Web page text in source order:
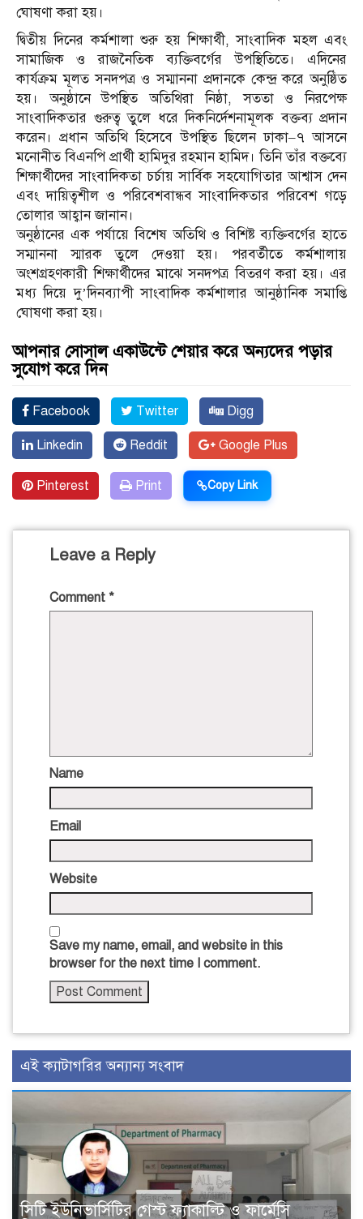
ঘোষণা করা হয়।
দ্বিতীয় দিনের কর্মশালা শুরু হয় শিক্ষার্থী, সাংবাদিক মহল এবং
সামাজিক ও রাজনৈতিক ব্যক্তিবর্গের উপস্থিতিতে। এদিনের
কার্যক্রম মূলত সনদপত্র ও সম্মাননা প্রদানকে কেন্দ্র করে অনুষ্ঠিত
হয়। অনুষ্ঠানে উপস্থিত অতিথিরা নিষ্ঠা, সততা ও নিরপেক্ষ
সাংবাদিকতার গুরুত্ব তুলে ধরে দিকনির্দেশনামূলক বক্তব্য প্রদান
করেন। প্রধান অতিথি হিসেবে উপস্থিত ছিলেন ঢাকা–৭ আসনে
মনোনীত বিএনপি প্রার্থী হামিদুর রহমান হামিদ। তিনি তাঁর বক্তব্যে
শিক্ষার্থীদের সাংবাদিকতা চর্চায় সার্বিক সহযোগিতার আশ্বাস দেন
এবং দায়িত্বশীল ও পরিবেশবান্ধব সাংবাদিকতার পরিবেশ গড়ে
তোলার আহ্বান জানান।
অনুষ্ঠানের এক পর্যায়ে বিশেষ অতিথি ও বিশিষ্ট ব্যক্তিবর্গের হাতে
সম্মাননা স্মারক তুলে দেওয়া হয়। পরবর্তীতে কর্মশালায়
অংশগ্রহণকারী শিক্ষার্থীদের মাঝে সনদপত্র বিতরণ করা হয়। এর
মধ্য দিয়ে দু’দিনব্যাপী সাংবাদিক কর্মশালার আনুষ্ঠানিক সমাপ্তি
ঘোষণা করা হয়।
আপনার সোসাল একাউন্টে শেয়ার করে অন্যদের পড়ার
সুযোগ করে দিন
Facebook Twitter Digg
Linkedin Reddit Google Plus
Pinterest Print Copy Link
Leave a Reply
Comment *
Name
Email
Website
Save my name, email, and website in this
browser for the next time I comment.
এই ক্যাটাগরির অন্যান্য সংবাদ
সিটি ইউনিভার্সিটির গেস্ট ফ্যাকাল্টি ও ফার্মেসি